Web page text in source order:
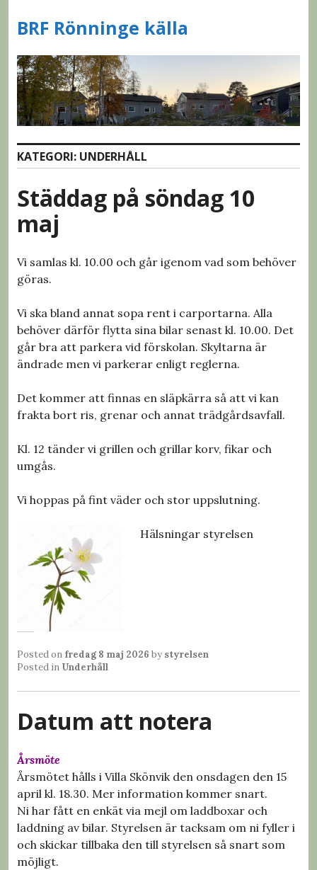
k
p
t
o
c
o
n
t
n
BRF Rönninge källa
KATEGORI: UNDERHÅLL
Städdag på söndag 10
maj
Vi samlas kl. 10.00 och går igenom vad som behöver
göras.
Vi ska bland annat sopa rent i carportarna. Alla
behöver därför flytta sina bilar senast kl. 10.00. Det
går bra att parkera vid förskolan. Skyltarna är
ändrade men vi parkerar enligt reglerna.
Det kommer att finnas en släpkärra så att vi kan
frakta bort ris, grenar och annat trädgårdsavfall.
Kl. 12 tänder vi grillen och grillar korv, fikar och
umgås.
Vi hoppas på fint väder och stor uppslutning.
Hälsningar styrelsen
Posted on fredag 8 maj 2026 by styrelsen
Posted in Underhåll
Datum att notera
Årsmöte
Årsmötet hålls i Villa Skönvik den onsdagen den 15
april kl. 18.30. Mer information kommer snart.
Ni har fått en enkät via mejl om laddboxar och
laddning av bilar. Styrelsen är tacksam om ni fyller i
och skickar tillbaka den till styrelsen så snart som
möjligt.